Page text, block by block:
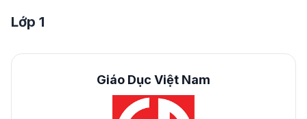
Lớp 1
Giáo Dục Việt Nam